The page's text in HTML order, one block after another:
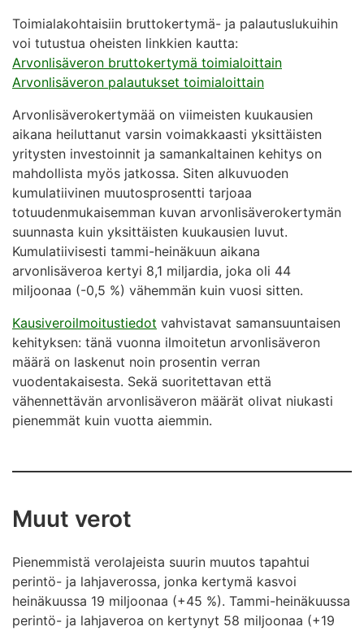
Toimialakohtaisiin bruttokertymä- ja palautuslukuihin
voi tutustua oheisten linkkien kautta:
Arvonlisäveron bruttokertymä toimialoittain
Arvonlisäveron palautukset toimialoittain
Arvonlisäverokertymää on viimeisten kuukausien
aikana heiluttanut varsin voimakkaasti yksittäisten
yritysten investoinnit ja samankaltainen kehitys on
mahdollista myös jatkossa. Siten alkuvuoden
kumulatiivinen muutosprosentti tarjoaa
totuudenmukaisemman kuvan arvonlisäverokertymän
suunnasta kuin yksittäisten kuukausien luvut.
Kumulatiivisesti tammi-heinäkuun aikana
arvonlisäveroa kertyi 8,1 miljardia, joka oli 44
miljoonaa (-0,5 %) vähemmän kuin vuosi sitten.
Kausiveroilmoitustiedot vahvistavat samansuuntaisen
kehityksen: tänä vuonna ilmoitetun arvonlisäveron
määrä on laskenut noin prosentin verran
vuodentakaisesta. Sekä suoritettavan että
vähennettävän arvonlisäveron määrät olivat niukasti
pienemmät kuin vuotta aiemmin.
Muut verot
Pienemmistä verolajeista suurin muutos tapahtui
perintö- ja lahjaverossa, jonka kertymä kasvoi
heinäkuussa 19 miljoonaa (+45 %). Tammi-heinäkuussa
perintö- ja lahjaveroa on kertynyt 58 miljoonaa (+19